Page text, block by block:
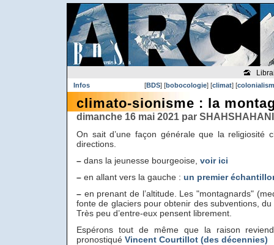
[BDS] [bobocologie] [climat] [
Infos
climato-sionisme : la
dimanche 16 mai 2021 par
On sait d’une façon générale que la religiosité
directions.
– dans la jeunesse bourgeoise, voir ici
– en allant vers la gauche : un premier
– en prenant de l’altitude. Les "montagnards"
fonte de glaciers pour obtenir des subventions,
Très peu d’entre-eux pensent librement.
Espérons tout de même que la raison
pronostiqué Vincent Courtillot (des décennies)